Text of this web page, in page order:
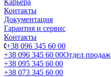
Карьера
Контакты
Документация
Гарантия и сервис
Контакты
+38 096 345 60 00
+38 096 345 60 00Отдел продаж
+38 095 345 60 00
+38 073 345 60 00